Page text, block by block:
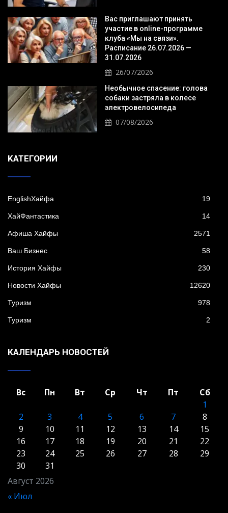
Вас приглашают принять
участие в online-программе
клуба «Мы на связи».
Расписание 26.07.2026 —
31.07.2026
26/07/2026
Необычное спасение: голова
собаки застряла в колесе
электровелосипеда
07/08/2026
KАТЕГОРИИ
EnglishХайфа 19
XайФантастика 14
Афиша Хайфы 2571
Ваш Бизнес 58
История Хайфы 230
Новости Хайфы 12620
Туризм 978
Туризм 2
КАЛЕНДАРЬ НОВОСТЕЙ
Август 2026
Вс Пн Вт Ср Чт Пт
Сб
1
2
3 4 5 6 7
8
9
10 11 12 13 14
15
16
17 18 19 20 21
22
23
24 25 26 27 28
29
30
31
« Июл